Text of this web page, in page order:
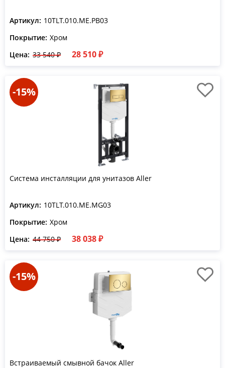
Артикул: 10TLT.010.ME.PB03
Покрытие: Хром
Цена: 33 540 ₽ 28 510 ₽
-15%
Система инсталляции для унитазов Aller
Артикул: 10TLT.010.ME.MG03
Покрытие: Хром
Цена: 44 750 ₽ 38 038 ₽
-15%
Встраиваемый смывной бачок Aller